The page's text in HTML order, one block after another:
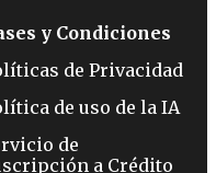
y Condiciones
de Privacidad
de uso de la IA
de
a Crédito